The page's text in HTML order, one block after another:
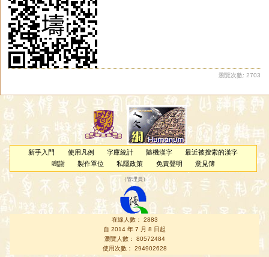
瀏覽次數: 2703
新手入門 使用凡例 字庫統計 隨機漢字
最近被搜索的漢字
鳴謝
製作單位 私隱政策 免責聲明 意見簿
（管理員 ）
在線人數： 2883
自 2014 年 7 月 8 日起
瀏覽人數： 80572484
使用次數： 294902628